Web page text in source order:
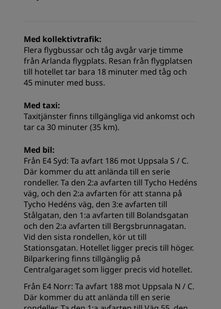
Med kollektivtrafik:
Flera flygbussar och tåg avgår varje timme
från Arlanda flygplats. Resan från flygplatsen
till hotellet tar bara 18 minuter med tåg och
45 minuter med buss.
Med taxi:
Taxitjänster finns tillgängliga vid ankomst och
tar ca 30 minuter (35 km).
Med bil:
Från E4 Syd: Ta avfart 186 mot Uppsala S / C.
Där kommer du att anlända till en serie
rondeller. Ta den 2:a avfarten till Tycho Hedéns
väg, och den 2:a avfarten för att stanna på
Tycho Hedéns väg, den 3:e avfarten till
Stålgatan, den 1:a avfarten till Bolandsgatan
och den 2:a avfarten till Bergsbrunnagatan.
Vid den sista rondellen, kör ut till
Stationsgatan. Hotellet ligger precis till höger.
Bilparkering finns tillgänglig på
Centralgaraget som ligger precis vid hotellet.
Från E4 Norr: Ta avfart 188 mot Uppsala N / C.
Där kommer du att anlända till en serie